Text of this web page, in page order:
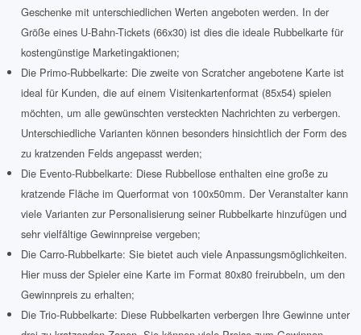
Geschenke mit unterschiedlichen Werten angeboten werden. In der
Größe eines U-Bahn-Tickets (66x30) ist dies die ideale Rubbelkarte für
kostengünstige Marketingaktionen;
Die Primo-Rubbelkarte: Die zweite von Scratcher angebotene Karte ist
ideal für Kunden, die auf einem Visitenkartenformat (85x54) spielen
möchten, um alle gewünschten versteckten Nachrichten zu verbergen.
Unterschiedliche Varianten können besonders hinsichtlich der Form des
zu kratzenden Felds angepasst werden;
Die Evento-Rubbelkarte: Diese Rubbellose enthalten eine große zu
kratzende Fläche im Querformat von 100x50mm. Der Veranstalter kann
viele Varianten zur Personalisierung seiner Rubbelkarte hinzufügen und
sehr vielfältige Gewinnpreise vergeben;
Die Carro-Rubbelkarte: Sie bietet auch viele Anpassungsmöglichkeiten.
Hier muss der Spieler eine Karte im Format 80x80 freirubbeln, um den
Gewinnpreis zu erhalten;
Die Trio-Rubbelkarte: Diese Rubbelkarten verbergen Ihre Gewinne unter